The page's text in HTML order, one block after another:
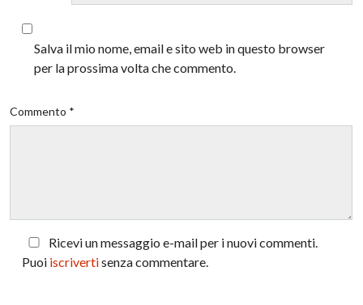
Salva il mio nome, email e sito web in questo browser
per la prossima volta che commento.
Commento *
Ricevi un messaggio e-mail per i nuovi commenti.
Puoi iscrivertisenza commentare.